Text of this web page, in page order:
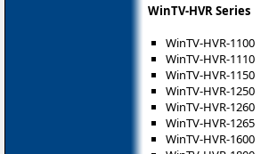
WinTV-HVR Series
WinTV-HVR-1100
WinTV-HVR-1110
WinTV-HVR-1150
WinTV-HVR-1250
WinTV-HVR-1260
WinTV-HVR-1265
WinTV-HVR-1600